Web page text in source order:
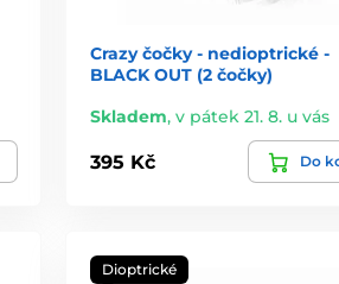
Crazy čočky - nedioptrické -
BLACK OUT (2 čočky)
Skladem, v pátek 21. 8. u vás
395 Kč Do
Dioptrické